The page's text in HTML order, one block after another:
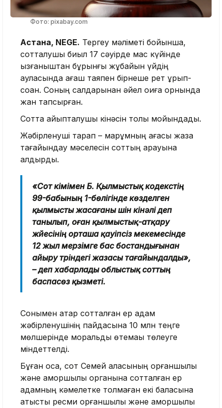
Фото: pixabay.com
Астана, NEGE. Тергеу мәліметі бойынша,
сотталушы биыл 17 сәуірде мас күйінде
қызғаныштан бұрынғы жұбайын үйдің
ауласында ағаш таяқпен бірнеше рет ұрып-
соққан. Соның салдарынан әйел оқиға орнында
жан тапсырған.
Сотта айыпталушы кінәсін толық мойындады.
Жәбірленуші тарап – марқұмның ағасы жаза
тағайындау мәселесін соттың қарауына
қалдырды.
«Сот үкімімен Б. Қылмыстық кодекстің
99-бабының 1-бөлігінде көзделген
қылмысты жасағаны үшін кінәлі деп
танылып, оған қылмыстық-атқару
жүйесінің орташа қауіпсіз мекемесінде
12 жыл мерзімге бас бостандығынан
айыру түріндегі жазасы тағайындалды»,
– деп хабарлады облыстық соттың
баспасөз қызметі.
Сонымен қатар сотталған ер адам
жәбірленушінің пайдасына 10 млн теңге
мөлшерінде моральдық өтемақы төлеуге
міндеттелді.
Бұған қоса, сот Семей қаласының қорғаншылық
және қамқоршылық органына сотталған ер
адамның кәмелетке толмаған екі баласына
қатысты ресми қорғаншылық және қамқоршылық